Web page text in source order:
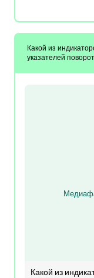
Какой из
указателей
Какой из